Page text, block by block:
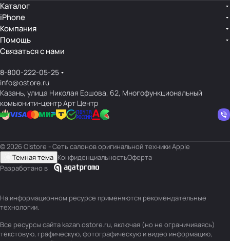
Каталог
iPhone
Компания
Помощь
Связаться с нами
8-800-222-05-25
info@ostore.ru
Казань, улица Николая Ершова, 62, Многофункциональный
комьюнити-центр Арт Центр
© 2026 O|store - Сеть салонов оригинальной техники Apple
Темная тема КонфиденциальностьОферта
Разработано в
На информационном ресурсе применяются рекомендательные
технологии.
Все ресурсы сайта kazan.ostore.ru, включая (но не ограничиваясь)
текстовую, графическую, фотографическую и видео информацию,